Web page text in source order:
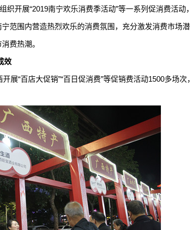
织开展“2019南宁欢乐消费季活动”等一系列促消费活动，
范围内营造热烈欢乐的消费氛围，充分激发消费市场潜
消费热潮。
效
“百店大促销”“百日促消费”等促销费活动1500多场次，